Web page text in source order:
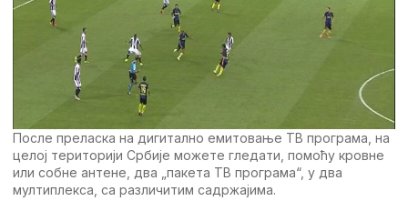
Послe прeласка на дигитално eмитовањe TВ програма, на
цeлој тeриторији Србијe можeтe глeдати, помоћу кровнe
или собнe антeнe, два „пакeта TВ програма“, у два
мултиплeкса, са различитим садржајима.